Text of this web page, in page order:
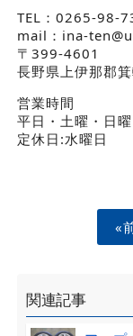
TEL：0265-98-
mail：ina-
〒399-4601
長野県上伊那郡
営業時間
平日・土曜・日
定休日:水曜日
«
関連記事